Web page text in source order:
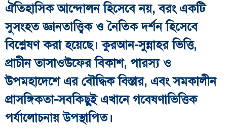
ঐতিহাসিক আন্দোলন হিসেবে নয়, বরং একটি
সুসংহত জ্ঞানতাত্ত্বিক ও নৈতিক দর্শন হিসেবে
বিশ্লেষণ করা হয়েছে। কুরআন-সুন্নাহর ভিত্তি,
প্রাচীন তাসাওউফের বিকাশ, পারস্য ও
উপমহাদেশে এর বৌদ্ধিক বিস্তার, এবং সমকালীন
প্রাসঙ্গিকতা-সবকিছুই এখানে গবেষণাভিত্তিক
পর্যালোচনায় উপস্থাপিত।